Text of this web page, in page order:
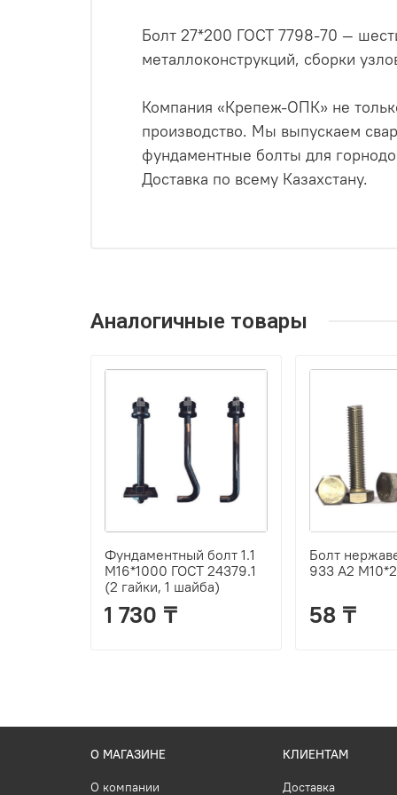
Болт 27*200 ГОСТ 7798-70 —
металлоконструкций, сборки
Компания «Крепеж-ОПК» не
производство. Мы выпускаем
фундаментные болты для
Доставка по всему Казахстану.
Аналогичные товары
Фундаментный болт 1.1
М16*1000 ГОСТ 24379.1
(2 гайки, 1 шайба)
1 730 ₸
Болт
933 А2
58 ₸
О МАГАЗИНЕ
О компании
КЛИЕНТАМ
Доставка